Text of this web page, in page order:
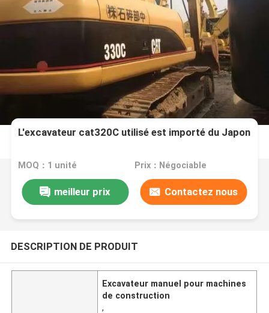
L'excavateur cat320C utilisé est importé du Japon
MOQ：1 unité Prix：Négociable
meilleur prix Contactez nous
DESCRIPTION DE PRODUIT
Excavateur manuel pour machines
de construction
,